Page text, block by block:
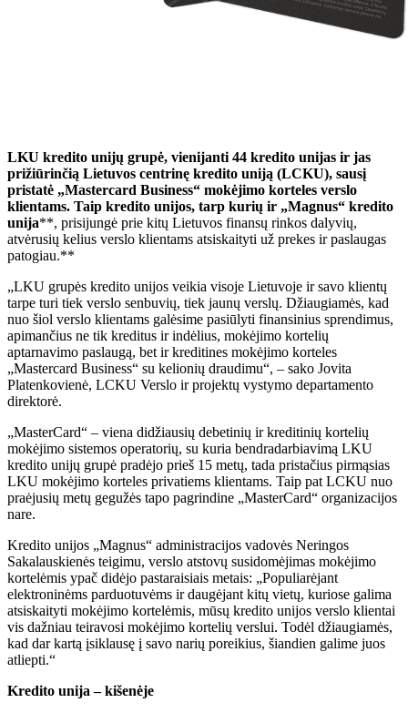
LKU kredito unijų grupė, vienijanti 44 kredito unijas ir jas
prižiūrinčią Lietuvos centrinę kredito uniją (LCKU), sausį
pristatė „Mastercard Business“ mokėjimo korteles verslo
klientams. Taip kredito unijos, tarp kurių ir „Magnus“ kredito
unija**, prisijungė prie kitų Lietuvos finansų rinkos dalyvių,
atvėrusių kelius verslo klientams atsiskaityti už prekes ir paslaugas
patogiau.**
„LKU grupės kredito unijos veikia visoje Lietuvoje ir savo klientų
tarpe turi tiek verslo senbuvių, tiek jaunų verslų. Džiaugiamės, kad
nuo šiol verslo klientams galėsime pasiūlyti finansinius sprendimus,
apimančius ne tik kreditus ir indėlius, mokėjimo kortelių
aptarnavimo paslaugą, bet ir kreditines mokėjimo korteles
„Mastercard Business“ su kelionių draudimu“, – sako Jovita
Platenkovienė, LCKU Verslo ir projektų vystymo departamento
direktorė.
„MasterCard“ – viena didžiausių debetinių ir kreditinių kortelių
mokėjimo sistemos operatorių, su kuria bendradarbiavimą LKU
kredito unijų grupė pradėjo prieš 15 metų, tada pristačius pirmąsias
LKU mokėjimo korteles privatiems klientams. Taip pat LCKU nuo
praėjusių metų gegužės tapo pagrindine „MasterCard“ organizacijos
nare.
Kredito unijos „Magnus“ administracijos vadovės Neringos
Sakalauskienės teigimu, verslo atstovų susidomėjimas mokėjimo
kortelėmis ypač didėjo pastaraisiais metais: „Populiarėjant
elektroninėms parduotuvėms ir daugėjant kitų vietų, kuriose galima
atsiskaityti mokėjimo kortelėmis, mūsų kredito unijos verslo klientai
vis dažniau teiravosi mokėjimo kortelių verslui. Todėl džiaugiamės,
kad dar kartą įsiklausę į savo narių poreikius, šiandien galime juos
atliepti.“
Kredito unija – kišenėje